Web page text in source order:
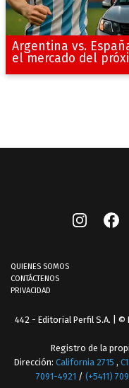
Argentina vs.
el mercado del
QUIENES SOMOS
CONTÁCTENOS
PRIVACIDAD
442 - Editorial Perfil S.A. | ©
Registro de la
Dirección: California 2715 ,
7091-4921 / (+5411)